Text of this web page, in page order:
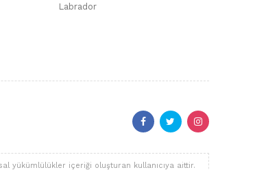
Labrador
yükümlülükler içeriği oluşturan kullanıcıya aittir.